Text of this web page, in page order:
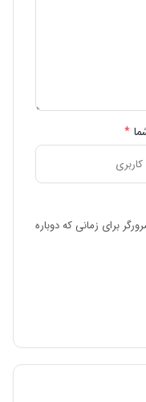
*
برای زمانی که دوباره